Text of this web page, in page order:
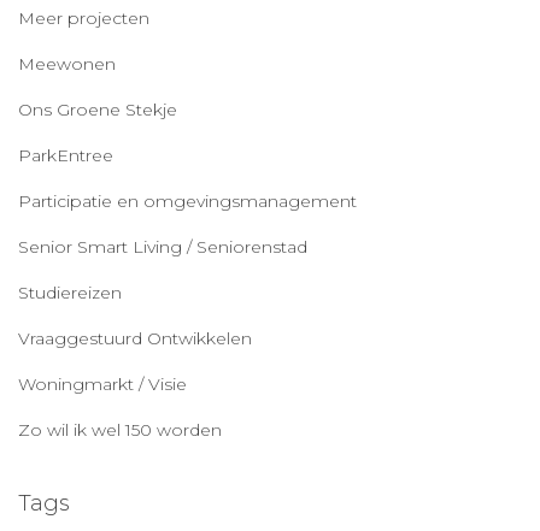
Meer projecten
Meewonen
Ons Groene Stekje
ParkEntree
Participatie en omgevingsmanagement
Senior Smart Living / Seniorenstad
Studiereizen
Vraaggestuurd Ontwikkelen
Woningmarkt / Visie
Zo wil ik wel 150 worden
Tags